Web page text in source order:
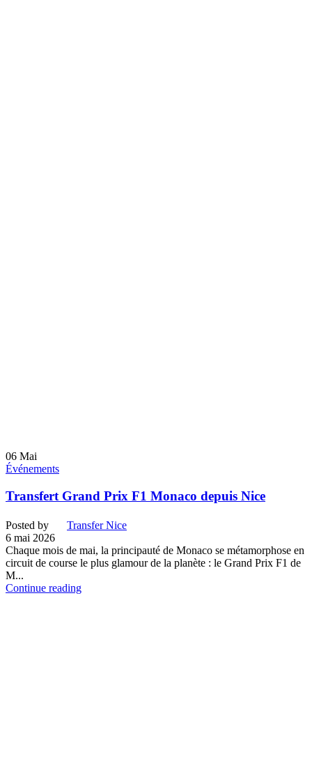
06 Mai
Événements
Transfert Grand Prix F1 Monaco depuis Nice
Posted by
Transfer Nice
6 mai 2026
Chaque mois de mai, la principauté de Monaco se métamorphose en
circuit de course le plus glamour de la planète : le Grand Prix F1 de
M...
Continue reading